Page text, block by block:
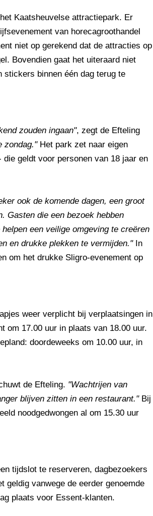
Kaatsheuvelse attractiepark. Er
van horecagroothandel
niet op gerekend dat de attracties op
Bovendien gaat het uiteraard niet
stickers binnen één dag terug te
zouden ingaan", zegt de Efteling
zondag."Het park zet naar eigen
geldt voor personen van 18 jaar en
ook de komende dagen, een groot
Gasten die een bezoek hebben
een veilige omgeving te creëren
en drukke plekken te vermijden."In
om het drukke Sligro-evenement op
weer verplicht bij verplaatsingen in
om 17.00 uur in plaats van 18.00 uur.
doordeweeks om 10.00 uur, in
de Efteling. "Wachtrijen van
blijven zitten in een restaurant."Bij
noodgedwongen al om 15.30 uur
tijdslot te reserveren, dagbezoekers
geldig vanwege de eerder genoemde
plaats voor Essent-klanten.